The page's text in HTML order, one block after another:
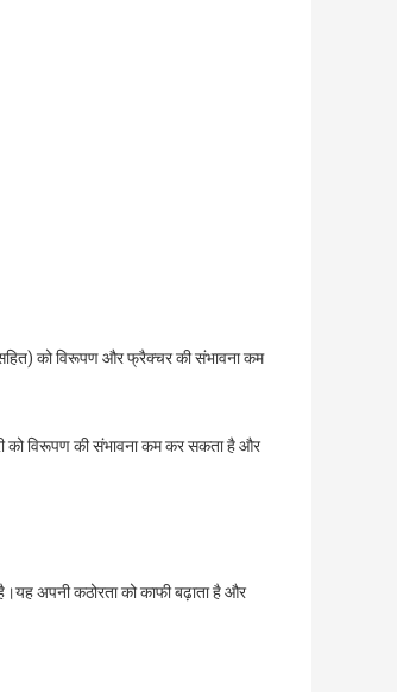
को विरूपण और फ्रैक्चर की संभावना कम
को विरूपण की संभावना कम कर सकता है और
अपनी कठोरता को काफी बढ़ाता है और